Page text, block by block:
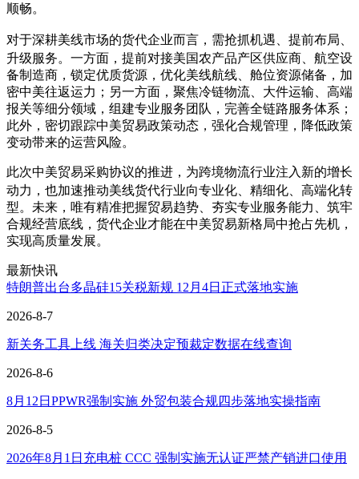
顺畅。
对于深耕美线市场的货代企业而言，需抢抓机遇、提前布局、
升级服务。一方面，提前对接美国农产品产区供应商、航空设
备制造商，锁定优质货源，优化美线航线、舱位资源储备，加
密中美往返运力；另一方面，聚焦冷链物流、大件运输、高端
报关等细分领域，组建专业服务团队，完善全链路服务体系；
此外，密切跟踪中美贸易政策动态，强化合规管理，降低政策
变动带来的运营风险。
此次中美贸易采购协议的推进，为跨境物流行业注入新的增长
动力，也加速推动美线货代行业向专业化、精细化、高端化转
型。未来，唯有精准把握贸易趋势、夯实专业服务能力、筑牢
合规经营底线，货代企业才能在中美贸易新格局中抢占先机，
实现高质量发展。
最新快讯
特朗普出台多晶硅15关税新规 12月4日正式落地实施
2026-8-7
新关务工具上线 海关归类决定预裁定数据在线查询
2026-8-6
8月12日PPWR强制实施 外贸包装合规四步落地实操指南
2026-8-5
2026年8月1日充电桩 CCC 强制实施无认证严禁产销进口使用